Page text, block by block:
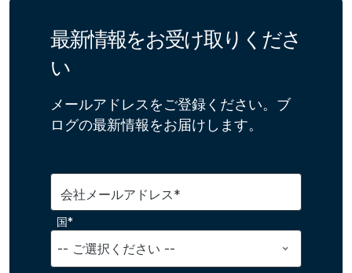
最新情報をお受け取りくださ
い
メールアドレスをご登録ください。ブ
ログの最新情報をお届けします。
会社メールアドレス*
国*